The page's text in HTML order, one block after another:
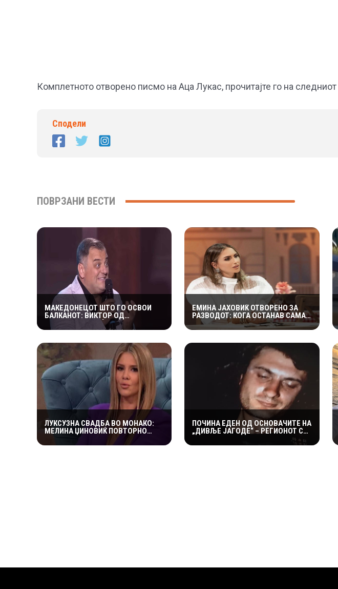
Комплетното отворено писмо на Аца Лукас, прочитајте го на следниот
Сподели
ПОВРЗАНИ ВЕСТИ
МАКЕДОНЕЦОТ ШТО ГО ОСВОИ
БАЛКАНОТ: ВИКТОР ОД
КУМАНОВО Е МЕЃУ ГЛАВНИТЕ
ФАВОРИТИ ВО „НИКОГАШ НЕ Е
ЕМИНА ЈАХОВИЌ ОТВОРЕНО ЗА
РАЗВОДОТ: КОГА ОСТАНАВ САМА
СО ДЕЦАТА, СФАТИВ КОЛКУ Е
ТЕШКО
ЛУКСУЗНА СВАДБА ВО МОНАКО:
МЕЛИНА ЏИНОВИЌ ПОВТОРНО
ЗАСТАНУВА НА „ЛУДИОТ КАМЕН“
СО МИЛИОНЕР ПОСТАР 23 ГОДИНИ
ПОЧИНА ЕДЕН ОД ОСНОВАЧИТЕ НА
„ДИВЉЕ ЈАГОДЕ“ – РЕГИОНОТ СЕ